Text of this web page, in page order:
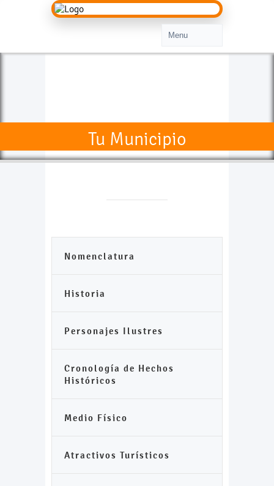
Tu Municipio
Nomenclatura
Historia
Personajes Ilustres
Cronología de Hechos
Históricos
Medio Físico
Atractivos Turísticos